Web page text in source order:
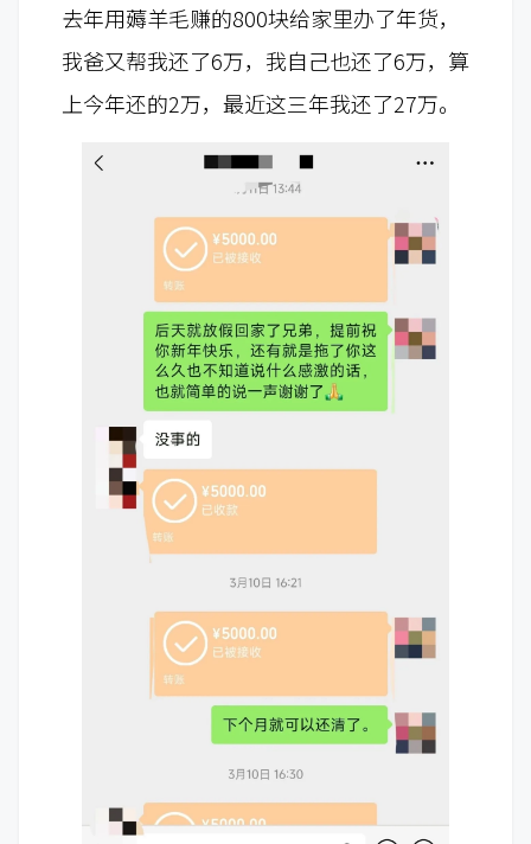
去年用薅羊毛赚的800块给家里办了年货，
我爸又帮我还了6万，我自己也还了6万，算
上今年还的2万，最近这三年我还了27万。